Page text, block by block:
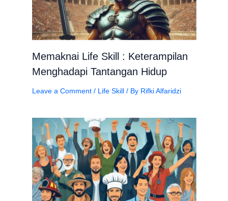
Memaknai Life Skill : Keterampilan
Menghadapi Tantangan Hidup
Leave a Comment / Life Skill/ By Rifki Alfaridzi